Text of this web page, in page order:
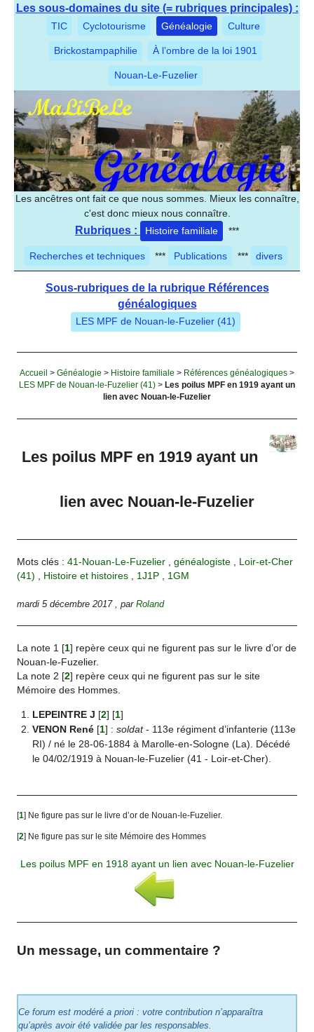
Les sous-domaines du site (= rubriques principales) :
TIC Cyclotourisme Généalogie Culture
Brickostampaphilie À l’ombre de la loi 1901
Nouan-Le-Fuzelier
Les ancêtres ont fait ce que nous sommes. Mieux les connaître,
c'est donc mieux nous connaître.
Rubriques : Histoire familiale ***
Recherches et techniques *** Publications *** divers
Sous-rubriques de la rubrique Références
généalogiques
LES MPF de Nouan-le-Fuzelier (41)
Accueil > Généalogie > Histoire familiale > Références généalogiques >
LES MPF de Nouan-le-Fuzelier (41) > Les poilus MPF en 1919 ayant un
lien avec Nouan-le-Fuzelier
Les poilus MPF en 1919 ayant un
lien avec Nouan-le-Fuzelier
Mots clés :41-Nouan-Le-Fuzelier ,généalogiste , Loir-et-Cher
(41) , Histoire et histoires , 1J1P , 1GM
mardi 5 décembre 2017 ,parRoland
La note 1 [1] repère ceux qui ne figurent pas sur le livre d’or de
Nouan-le-Fuzelier.
La note 2 [2] repère ceux qui ne figurent pas sur le site
Mémoire des Hommes.
LEPEINTRE J [2] [1]
VENON René[1] : soldat- 113e régiment d’infanterie (113e
RI) / né le 28-06-1884 à Marolle-en-Sologne (La). Décédé
le 04/02/1919 à Nouan-le-Fuzelier (41 - Loir-et-Cher).
[1] Ne figure pas sur le livre d’or de Nouan-le-Fuzelier.
[2] Ne figure pas sur le site Mémoire des Hommes
Les poilus MPF en 1918 ayant un lien avec Nouan-le-Fuzelier
Un message, un commentaire ?
Ce forum est modéré a priori : votre contribution n’apparaîtra
qu’après avoir été validée par les responsables.